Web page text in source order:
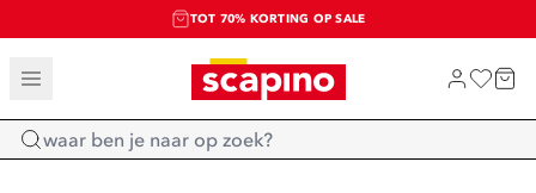
TOT 70% KORTING OP SALE
SALE: LAATSTE KANS!
SHOP NIEUW
Home